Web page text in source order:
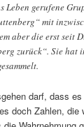
Leben gerufene
mit
aber die erst seit
zurück“. Sie hat
darf, dass
doch Zahlen, die